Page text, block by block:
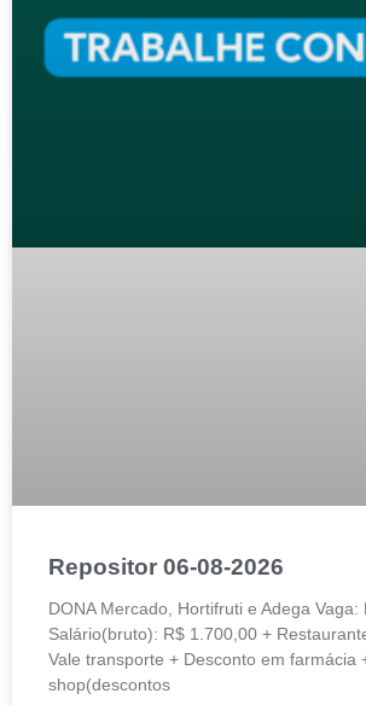
Repositor 06-08-2026
DONA Mercado, Hortifruti e Adega Vaga:
Salário(bruto): R$ 1.700,00 +
Vale transporte + Desconto em farmácia
shop(descontos